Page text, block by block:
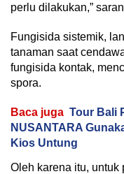
perlu dilakukan,”
Fungisida sistemik,
tanaman saat
fungisida kontak,
spora.
Baca juga Tour Bali
NUSANTARA
Kios Untung
Oleh karena itu,